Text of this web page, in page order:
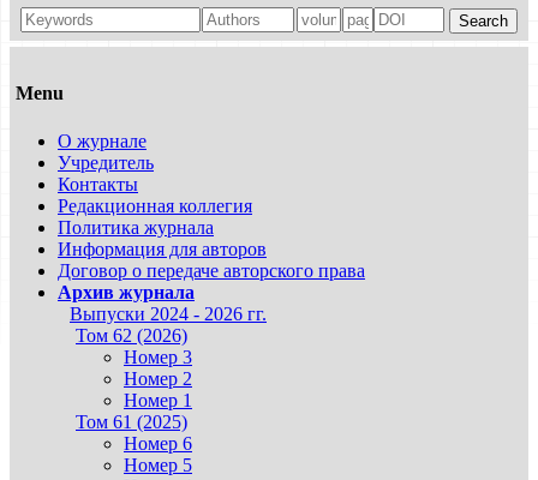
Search
Menu
О журнале
Учредитель
Контакты
Редакционная коллегия
Политика журнала
Информация для авторов
Договор о передаче авторского права
Архив журнала
Выпуски 2024 - 2026 гг.
Том 62 (2026)
Номер 3
Номер 2
Номер 1
Том 61 (2025)
Номер 6
Номер 5